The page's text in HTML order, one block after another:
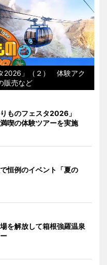
2026」（２） 体験アク
販売など
ものフェスタ2026」
喫の体験ツアーを実施
恒例のイベント「夏の
を解放して箱根強羅温泉